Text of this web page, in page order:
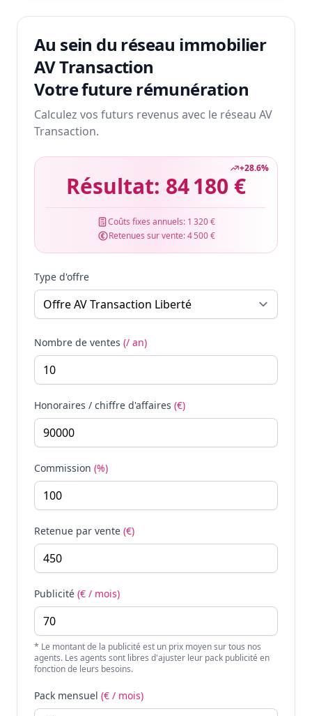
Au sein du réseau immobilier
AV Transaction
Votre future rémunération
Calculez vos futurs revenus avec le réseau AV
Transaction.
+28.6%
Résultat: 84 180 €
Coûts fixes annuels: 1 320 €
Retenues sur vente:4 500 €
Type d'offre
Nombre de ventes (/ an)
Honoraires / chiffre d'affaires (€)
Commission (%)
Retenue par vente (€)
Publicité (€ / mois)
* Le montant de la publicité est un prix moyen sur tous nos
agents. Les agents sont libres d'ajuster leur pack publicité en
fonction de leurs besoins.
Pack mensuel (€ / mois)